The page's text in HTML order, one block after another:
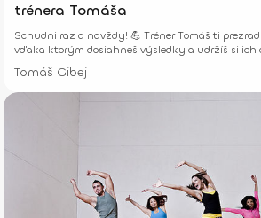
trénera Tomáša
Schudni raz a navždy! 💪 Tréner Tomáš ti
vďaka ktorým dosiahneš výsledky a udržíš si ich
Tomáš Gibej